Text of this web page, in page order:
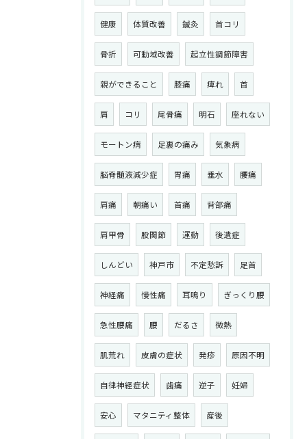
健康 体質改善 鍼灸 首コリ
骨折 可動域改善 起立性調節障害
親ができること 膝痛 痺れ 首
肩 コリ 尾骨痛 明石 座れない
モートン病 足裏の痛み 気象病
脳脊髄液減少症 胃痛 垂水 腰痛
肩痛 朝痛い 首痛 背部痛
肩甲骨 股関節 運動 後遺症
しんどい 神戸市 不定愁訴 足首
神経痛 慢性痛 耳鳴り ぎっくり腰
急性腰痛 腰 だるさ 微熱
肌荒れ 皮膚の症状 発疹 原因不明
自律神経症状 歯痛 逆子 妊婦
安心 マタニティ整体 産後